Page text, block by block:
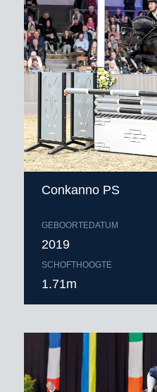
Conkanno PS
GEBOORTEDATUM
2019
SCHOFTHOOGTE
1.71m